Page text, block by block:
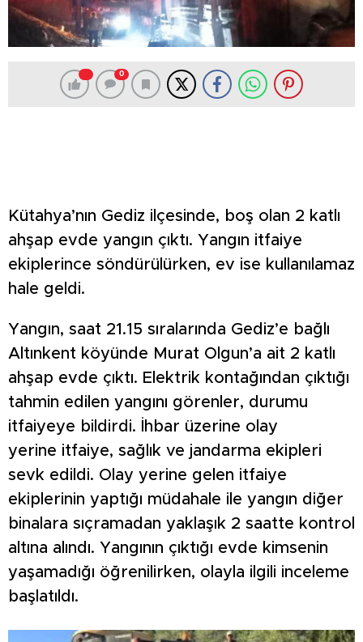
0
Kütahya’nın Gediz ilçesinde, boş olan 2 katlı
ahşap evde yangın çıktı. Yangın itfaiye
ekiplerince söndürülürken, ev ise kullanılamaz
hale geldi.
Yangın, saat 21.15 sıralarında Gediz’e bağlı
Altınkent köyünde Murat Olgun’a ait 2 katlı
ahşap evde çıktı. Elektrik kontağından çıktığı
tahmin edilen yangını görenler, durumu
itfaiyeye bildirdi. İhbar üzerine olay
yerine itfaiye, sağlık ve jandarma ekipleri
sevk edildi. Olay yerine gelen itfaiye
ekiplerinin yaptığı müdahale ile yangın diğer
binalara sıçramadan yaklaşık 2 saatte kontrol
altına alındı. Yangının çıktığı evde kimsenin
yaşamadığı öğrenilirken, olayla ilgili inceleme
başlatıldı.